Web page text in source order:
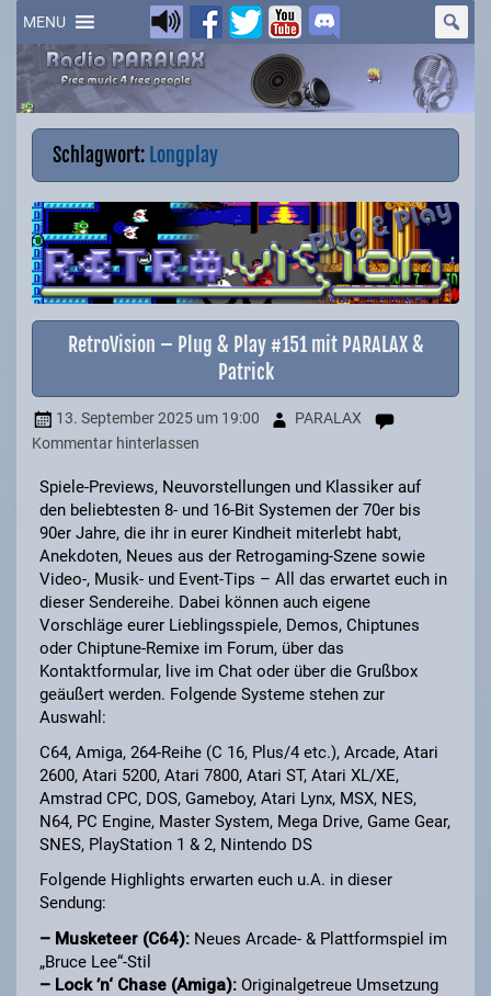
Skip
content
MENU
Schlagwort: Longplay
RetroVision – Plug & Play #151 mit PARALAX &
Patrick
13. September 2025um 19:00
PARALAX
Kommentar hinterlassen
Spiele-Previews, Neuvorstellungen und Klassiker auf
den beliebtesten 8- und 16-Bit Systemen der 70er bis
90er Jahre, die ihr in eurer Kindheit miterlebt habt,
Anekdoten, Neues aus der Retrogaming-Szene sowie
Video-, Musik- und Event-Tips – All das erwartet euch in
dieser Sendereihe. Dabei können auch eigene
Vorschläge eurer Lieblingsspiele, Demos, Chiptunes
oder Chiptune-Remixe im Forum, über das
Kontaktformular, live im Chat oder über die Grußbox
geäußert werden. Folgende Systeme stehen zur
Auswahl:
C64, Amiga, 264-Reihe (C 16, Plus/4 etc.), Arcade, Atari
2600, Atari 5200, Atari 7800, Atari ST, Atari XL/XE,
Amstrad CPC, DOS, Gameboy, Atari Lynx, MSX, NES,
N64, PC Engine, Master System, Mega Drive, Game Gear,
SNES, PlayStation 1 & 2, Nintendo DS
Folgende Highlights erwarten euch u.A. in dieser
Sendung:
– Musketeer (C64): Neues Arcade- & Plattformspiel im
„Bruce Lee“-Stil
– Lock ’n‘ Chase (Amiga): Originalgetreue Umsetzung